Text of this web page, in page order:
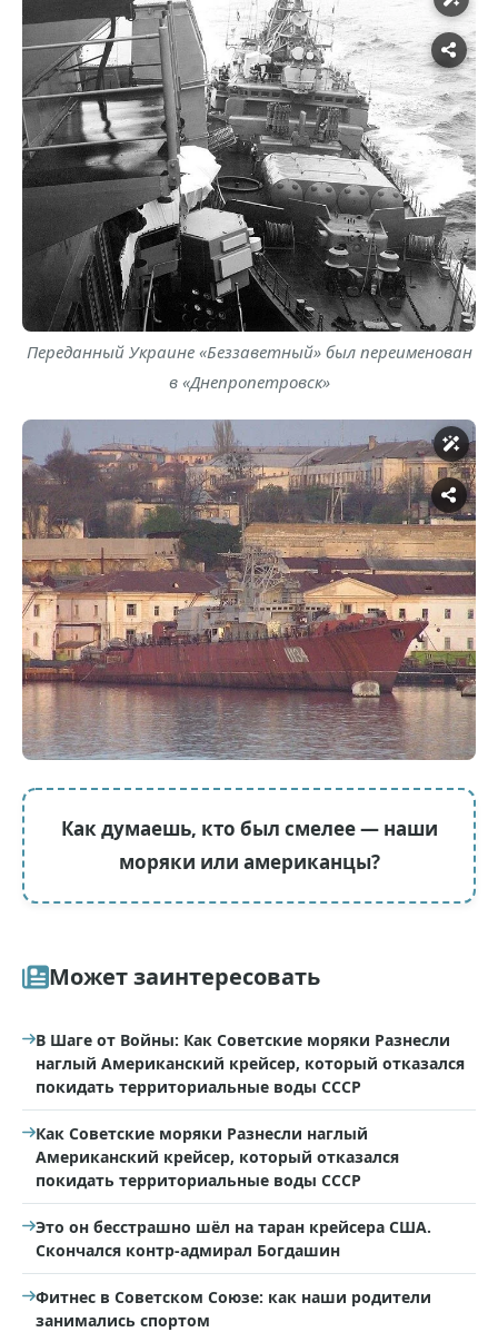
Переданный Украине «Беззаветный» был переименован
в «Днепропетровск»
Как думаешь, кто был смелее — наши
моряки или американцы?
Может заинтересовать
В Шаге от Войны: Как Советские моряки Разнесли
наглый Американский крейсер, который отказался
покидать территориальные воды СССР
Как Советские моряки Разнесли наглый
Американский крейсер, который отказался
покидать территориальные воды СССР
Это он бесстрашно шёл на таран крейсера США.
Скончался контр-адмирал Богдашин
Фитнес в Советском Союзе: как наши родители
занимались спортом